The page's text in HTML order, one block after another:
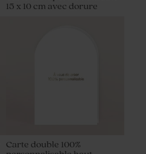
15 x 10 cm avec dorure
Carte double 100%